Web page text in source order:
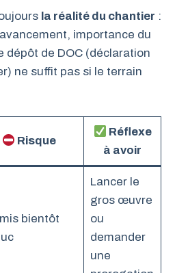
la réalité du chantier :
importance du
de DOC (déclaration
ne suffit pas si le terrain
Risque
Réflexe
à avoir
bientôt
Lancer le
gros œuvre
ou
demander
une